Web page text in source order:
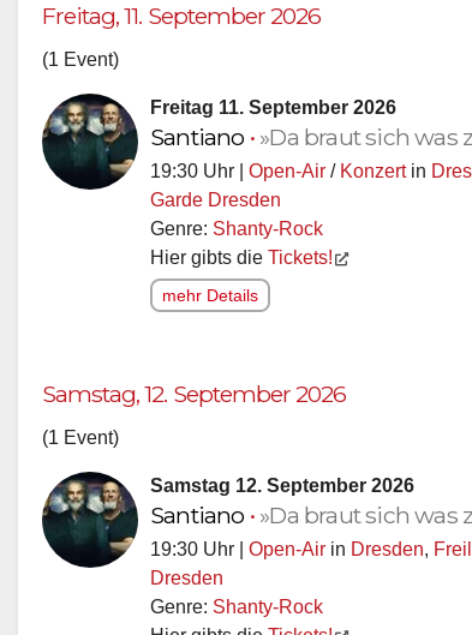
Freitag, 11. September 2026
(1 Event)
Freitag 11. September 2026
Santiano • »Da braut sich was
19:30 Uhr | Open-Air / Konzertin
Garde Dresden
Genre: Shanty-Rock
Hier gibts die Tickets!
mehr Details
Samstag, 12. September 2026
(1 Event)
Samstag 12. September 2026
Santiano • »Da braut sich was
19:30 Uhr | Open-Air in Dresden,
Dresden
Genre: Shanty-Rock